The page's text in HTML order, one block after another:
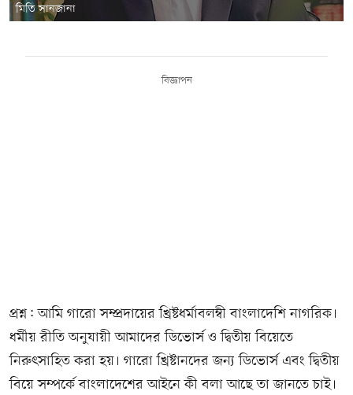
মিতি সানজানা
বিজ্ঞাপন
প্রশ্ন: আমি গারো সম্প্রদায়ের খ্রিষ্টধর্মাবলম্বী বাংলাদেশি নাগরিক।
ধর্মীয় রীতি অনুযায়ী আমাদের ডিভোর্স ও দ্বিতীয় বিয়েতে
নিরুৎসাহিত করা হয়। গারো খ্রিষ্টানদের জন্য ডিভোর্স এবং দ্বিতীয়
বিয়ে সম্পর্কে বাংলাদেশের আইনে কী বলা আছে তা জানতে চাই।